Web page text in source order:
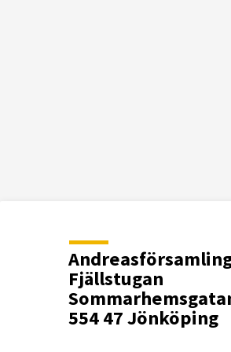
Fjällstugan
554 47 Jönköping